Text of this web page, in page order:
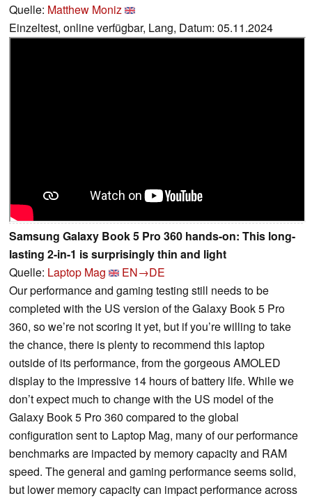
Quelle: Matthew Moniz
Einzeltest, online verfügbar, Lang, Datum: 05.11.2024
Samsung Galaxy Book 5 Pro 360 hands-on: This long-
lasting 2-in-1 is surprisingly thin and light
Quelle: Laptop Mag
EN→DE
Our performance and gaming testing still needs to be
completed with the US version of the Galaxy Book 5 Pro
360, so we’re not scoring it yet, but if you’re willing to take
the chance, there is plenty to recommend this laptop
outside of its performance, from the gorgeous AMOLED
display to the impressive 14 hours of battery life. While we
don’t expect much to change with the US model of the
Galaxy Book 5 Pro 360 compared to the global
configuration sent to Laptop Mag, many of our performance
benchmarks are impacted by memory capacity and RAM
speed. The general and gaming performance seems solid,
but lower memory capacity can impact performance across